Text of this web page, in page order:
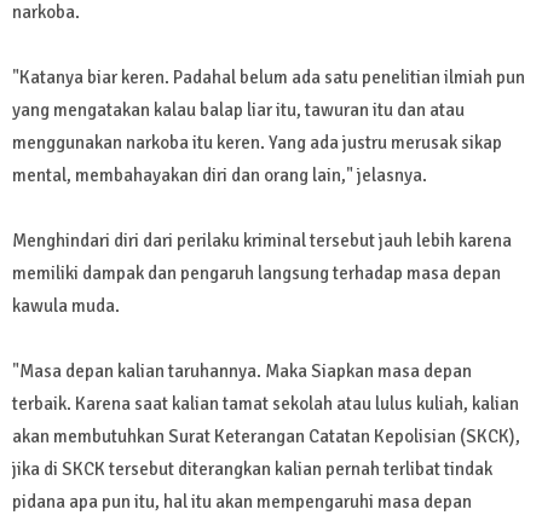
narkoba.
"Katanya biar keren. Padahal belum ada satu penelitian ilmiah pun
yang mengatakan kalau balap liar itu, tawuran itu dan atau
menggunakan narkoba itu keren. Yang ada justru merusak sikap
mental, membahayakan diri dan orang lain," jelasnya.
Menghindari diri dari perilaku kriminal tersebut jauh lebih karena
memiliki dampak dan pengaruh langsung terhadap masa depan
kawula muda.
"Masa depan kalian taruhannya. Maka Siapkan masa depan
terbaik. Karena saat kalian tamat sekolah atau lulus kuliah, kalian
akan membutuhkan Surat Keterangan Catatan Kepolisian (SKCK),
jika di SKCK tersebut diterangkan kalian pernah terlibat tindak
pidana apa pun itu, hal itu akan mempengaruhi masa depan